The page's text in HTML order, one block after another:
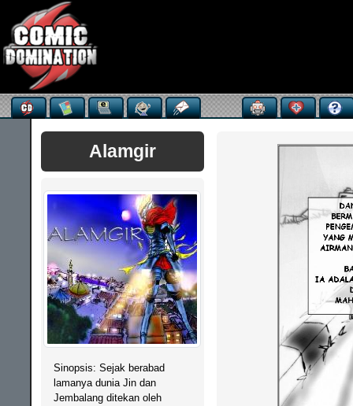
Alamgir
Sinopsis: Sejak berabad
lamanya dunia Jin dan
Jembalang ditekan oleh